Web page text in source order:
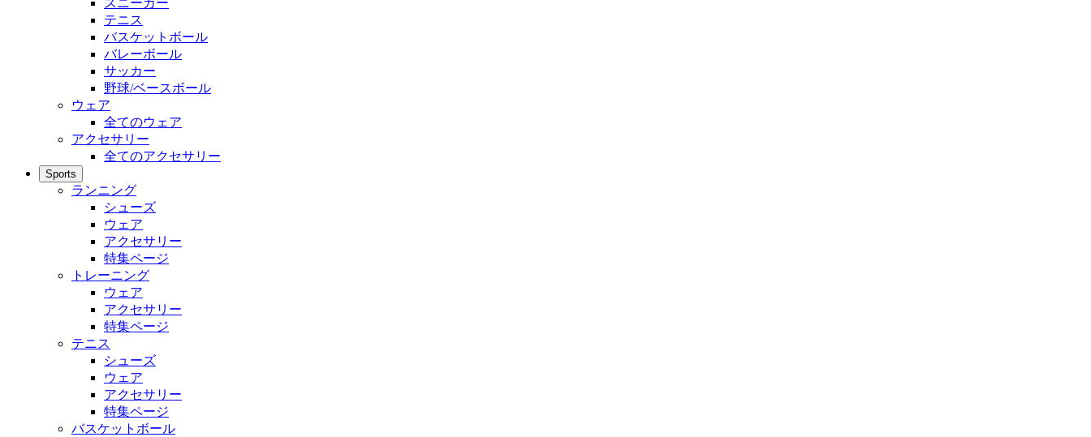
スニーカー
テニス
バスケットボール
バレーボール
サッカー
野球/ベースボール
ウェア
全てのウェア
アクセサリー
全てのアクセサリー
Sports
ランニング
シューズ
ウェア
アクセサリー
特集ページ
トレーニング
ウェア
アクセサリー
特集ページ
テニス
シューズ
ウェア
アクセサリー
特集ページ
バスケットボール